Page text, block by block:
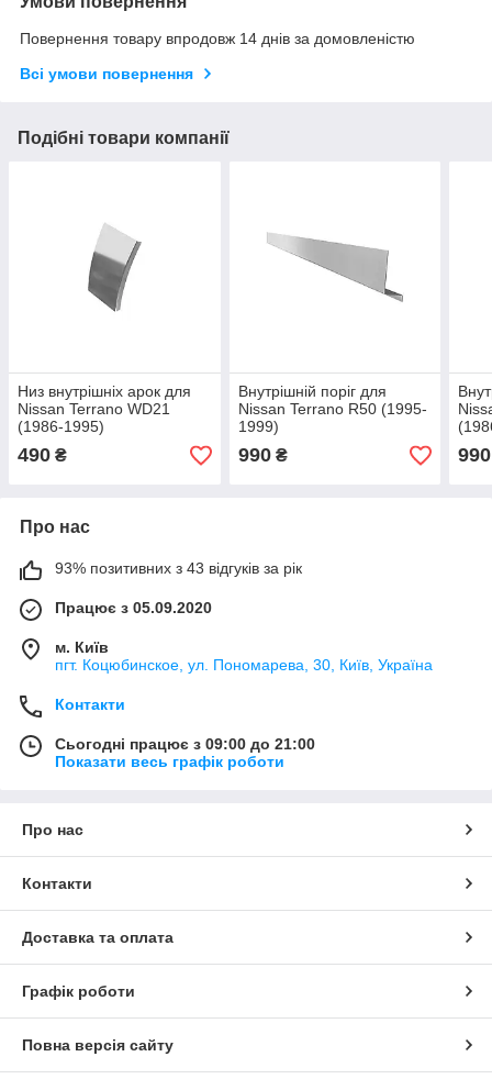
Повернення товару впродовж 14 днів за домовленістю
Всі умови повернення
Подібні товари компанії
Низ внутрішніх арок для
Nissan Terrano WD21
(1986-1995)
490 ₴
Внутрішній поріг для
Nissan Terrano R50 (1995-
1999)
990₴ 990
Про нас
93% позитивних з 43 відгуків за рік
Працює з 05.09.2020
м. Київ
пгт. Коцюбинское, ул. Пономарева, 30, Київ, Україна
Контакти
Сьогодні працює з 09:00 до 21:00
Показати весь графік роботи
Про нас
Контакти
Доставка та оплата
Графік роботи
Повна версія сайту